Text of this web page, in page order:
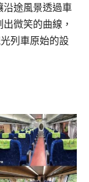
沿途風景透過車
微笑的曲線，
列車原始的設